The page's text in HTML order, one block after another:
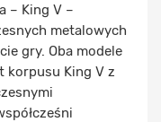
– King V –
metalowych
gry. Oba modele
korpusu King V z